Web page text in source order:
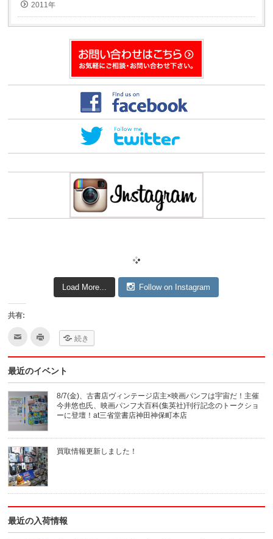
2011年
Load More... Follow on Instagram
共有:
ク
し
て
達
へ
メ
ー
ル
で
送
信
(新
し
い
ウ
ィ
ン
ド
ウ
開
き
ま
す)
ク
て
刷
(新
し
い
ウ
ィ
ン
ド
ウ
で
開
き
ま
す)
続き
最近のイベント
8/7(金)、古書店ヴィンテージ店主×映画パンフは宇宙だ！主催
今井悠也氏、映画パンフ大百科(集英社)刊行記念のトークショ
ーに登壇！at三省堂書店神田神保町本店
買取情報更新しました！
最近の入荷情報